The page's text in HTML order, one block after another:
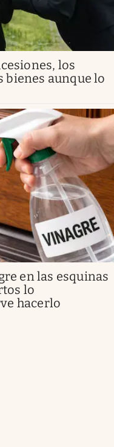
los
bienes aunque lo
en las esquinas
lo
hacerlo